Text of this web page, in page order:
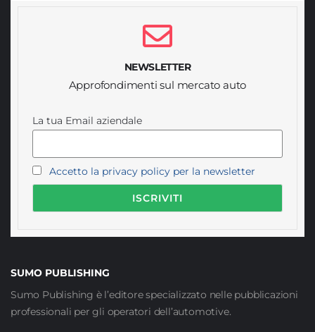
NEWSLETTER
Approfondimenti sul mercato auto
La tua Email aziendale
Accetto la privacy policy per la newsletter
SUMO PUBLISHING
Sumo Publishing è l’editore specializzato nelle pubblicazioni
professionali per gli operatori dell’automotive.